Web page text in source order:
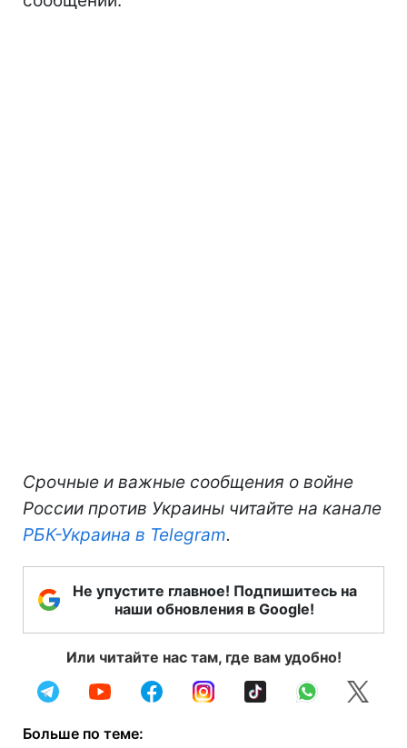
Срочные и важные сообщения о войне
России против Украины читайте на канале
РБК-Украина в Telegram.
Не упустите главное! Подпишитесь на
наши обновления в Google!
Или читайте нас там, где вам удобно!
Больше по теме: